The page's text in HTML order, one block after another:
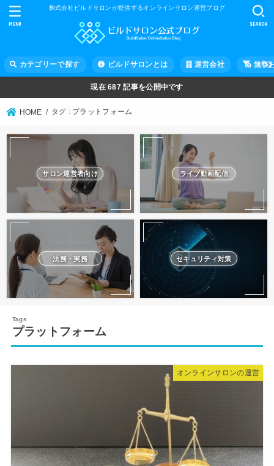
株式会社ビルドサロンが提供するオンラインサロン運営ブログ
カテゴリーで探す ビルドサロンとは 運営会社 無料
SEARCH
MENU
現在687 記事を公開中です
HOME タグ : プラットフォーム
サロン運営者向け ライブ動画配信
法務・実務 セキュリティ対策
プラットフォーム
オンラインサロンの運営